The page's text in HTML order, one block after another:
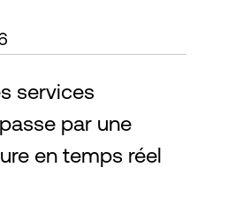
services
par une
en temps réel